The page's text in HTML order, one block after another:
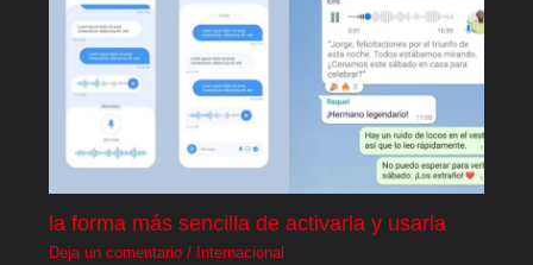
la forma más sencilla de activarla y usarla
Deja un comentario / Internacional